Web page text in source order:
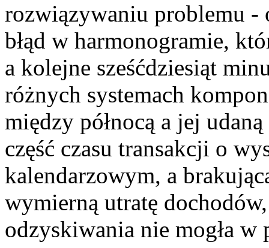
rozwiązywaniu problemu -
błąd w harmonogramie,
a kolejne sześćdziesiąt
różnych systemach
między północą a jej
część czasu transakcji o
kalendarzowym, a
wymierną utratę
odzyskiwania nie mogła w